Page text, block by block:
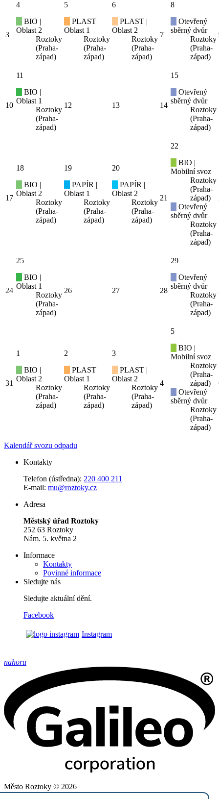
3
4
BIO |
Oblast 2
Roztoky
(Praha-
západ)
5
PLAST |
Oblast 1
Roztoky
(Praha-
západ)
6
PLAST |
Oblast 2
Roztoky
(Praha-
západ)
7
8
Otevřený
sběrný dvůr
Roztoky
(Praha-
západ)
10
11
BIO |
Oblast 1
Roztoky
(Praha-
západ)
12 13 14
15
Otevřený
sběrný dvůr
Roztoky
(Praha-
západ)
17
18
BIO |
Oblast 2
Roztoky
(Praha-
západ)
19
PAPÍR |
Oblast 1
Roztoky
(Praha-
západ)
20
PAPÍR |
Oblast 2
Roztoky
(Praha-
západ)
21
22
BIO |
Mobilní svoz
Roztoky
(Praha-
západ)
Otevřený
sběrný dvůr
Roztoky
(Praha-
západ)
24
25
BIO |
Oblast 1
Roztoky
(Praha-
západ)
26 27 28
29
Otevřený
sběrný dvůr
Roztoky
(Praha-
západ)
31
1
BIO |
Oblast 2
Roztoky
(Praha-
západ)
2
PLAST |
Oblast 1
Roztoky
(Praha-
západ)
3
PLAST |
Oblast 2
Roztoky
(Praha-
západ)
4
5
BIO |
Mobilní svoz
Roztoky
(Praha-
západ)
Otevřený
sběrný dvůr
Roztoky
(Praha-
západ)
Kalendář svozu odpadu
Kontakty
Telefon (ústředna): 220 400 211
E-mail: mu@roztoky.cz
Adresa
Městský úřad Roztoky
252 63 Roztoky
Nám. 5. května 2
Informace
Kontakty
Povinné informace
Sledujte nás
Sledujte aktuální dění.
Facebook
Instagram
nahoru
Město Roztoky © 2026